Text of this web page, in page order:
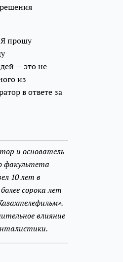
Я прошу
— это не
из
в ответе за
и основатель
факультета
10 лет в
сорока лет
влияние